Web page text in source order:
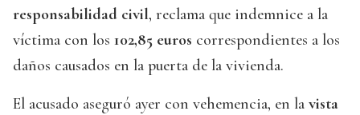
responsabilidad civil, reclama que indemnice a la
víctima con los 102,85 euros correspondientes a los
daños causados en la puerta de la vivienda.
El acusado aseguró ayer con vehemencia, en la vista